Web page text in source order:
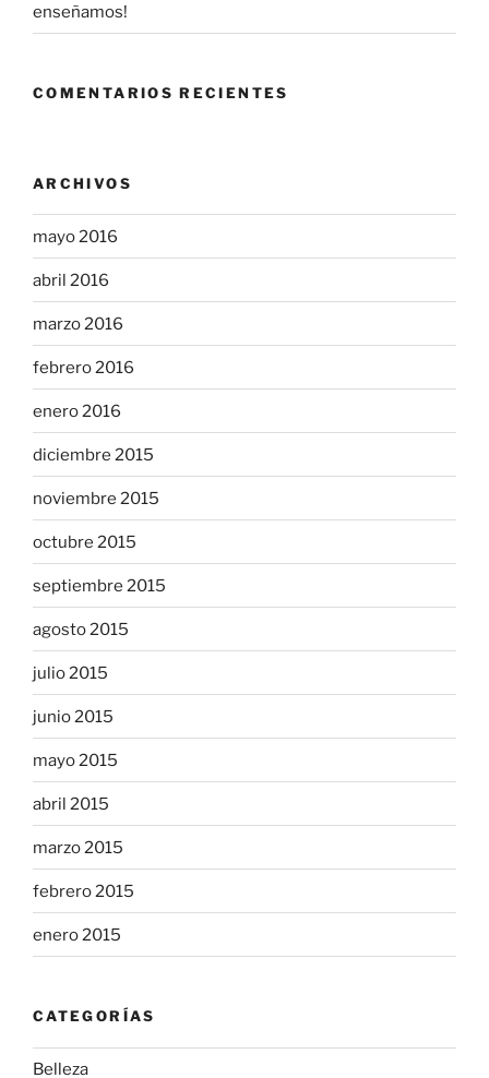
enseñamos!
COMENTARIOS RECIENTES
ARCHIVOS
mayo 2016
abril 2016
marzo 2016
febrero 2016
enero 2016
diciembre 2015
noviembre 2015
octubre 2015
septiembre 2015
agosto 2015
julio 2015
junio 2015
mayo 2015
abril 2015
marzo 2015
febrero 2015
enero 2015
CATEGORÍAS
Belleza